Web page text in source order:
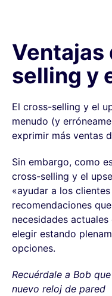
Ventajas
selling y
El cross-selling y el
menudo (y
exprimir más ventas
Sin embargo, como
cross-selling y el
«ayudar a los
recomendaciones
necesidades
elegir estando
opciones.
Recuérdale a Bob
nuevo reloj de pared